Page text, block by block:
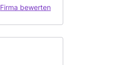
Firma bewerten